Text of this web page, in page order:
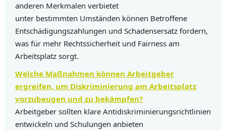
anderen Merkmalen verbietet
unter bestimmten Umständen können Betroffene
Entschädigungszahlungen und Schadensersatz fordern,
was für mehr Rechtssicherheit und Fairness am
Arbeitsplatz sorgt.
Welche Maßnahmen können Arbeitgeber
ergreifen, um Diskriminierung am Arbeitsplatz
vorzubeugen und zu bekämpfen?
Arbeitgeber sollten klare Antidiskriminierungsrichtlinien
entwickeln und Schulungen anbieten